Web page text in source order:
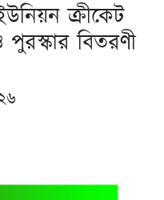
ক্রীকেট
বিতরণী